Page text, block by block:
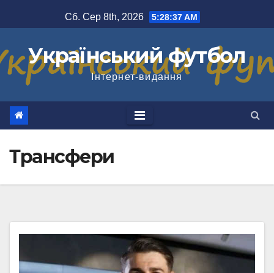
до
Сб. Сер 8th, 2026 5:28:38 AM
Український футбол
Інтернет-видання
Трансфери